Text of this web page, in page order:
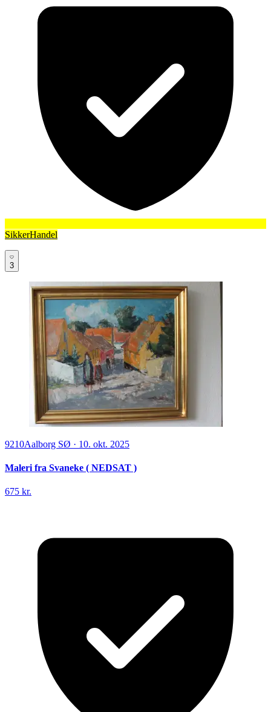
SikkerHandel
3
9210Aalborg SØ · 10. okt. 2025
Maleri fra Svaneke ( NEDSAT )
675 kr.